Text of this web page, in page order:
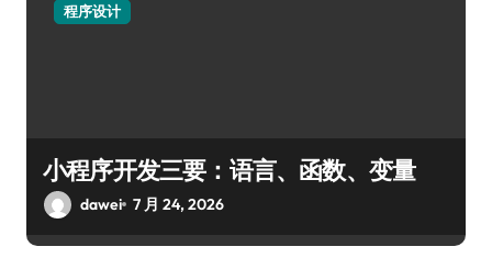
程序设计
小程序开发三要：语言、函数、变量
dawei 7 月 24, 2026